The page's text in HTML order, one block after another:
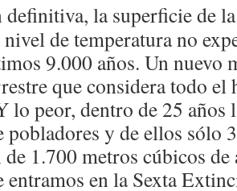
definitiva, la superficie de
de temperatura no
9.000 años. Un nuevo
que considera todo
lo peor, dentro de 25 años
pobladores y de ellos sólo
1.700 metros cúbicos
entramos en la Sexta